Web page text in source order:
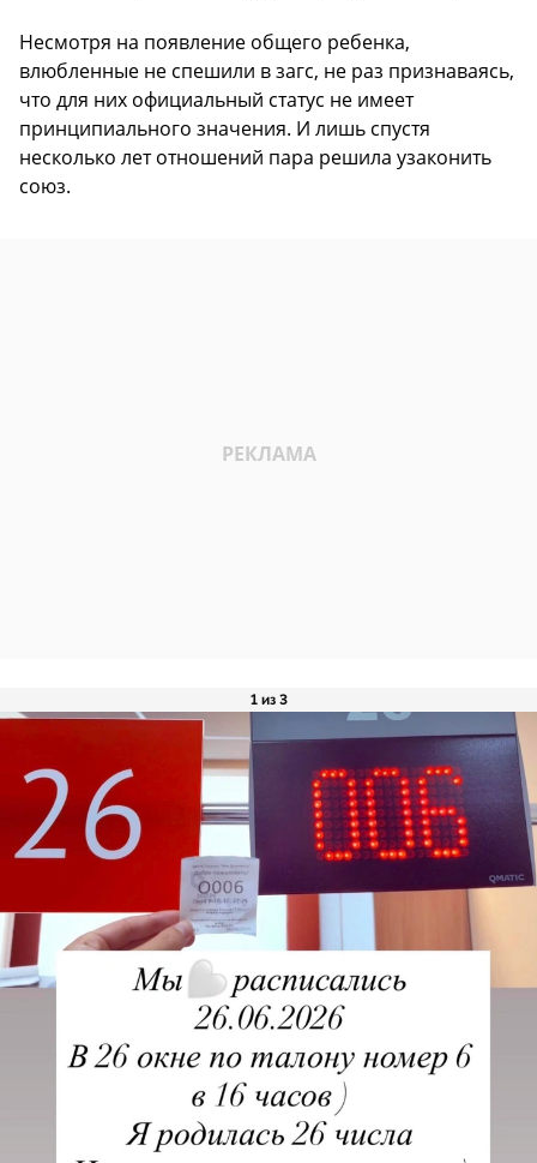
Несмотря на появление общего ребенка,
влюбленные не спешили в загс, не раз признаваясь,
что для них официальный статус не имеет
принципиального значения. И лишь спустя
несколько лет отношений пара решила узаконить
союз.
1 из 3